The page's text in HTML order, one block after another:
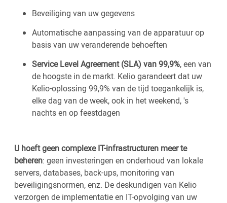
Beveiliging van uw gegevens
Automatische aanpassing van de apparatuur op
basis van uw veranderende behoeften
Service Level Agreement (SLA) van 99,9%, een van
de hoogste in de markt. Kelio garandeert dat uw
Kelio-oplossing 99,9% van de tijd toegankelijk is,
elke dag van de week, ook in het weekend, 's
nachts en op feestdagen
U hoeft geen complexe IT-infrastructuren meer te
beheren: geen investeringen en onderhoud van lokale
servers, databases, back-ups, monitoring van
beveiligingsnormen, enz. De deskundigen van Kelio
verzorgen de implementatie en IT-opvolging van uw